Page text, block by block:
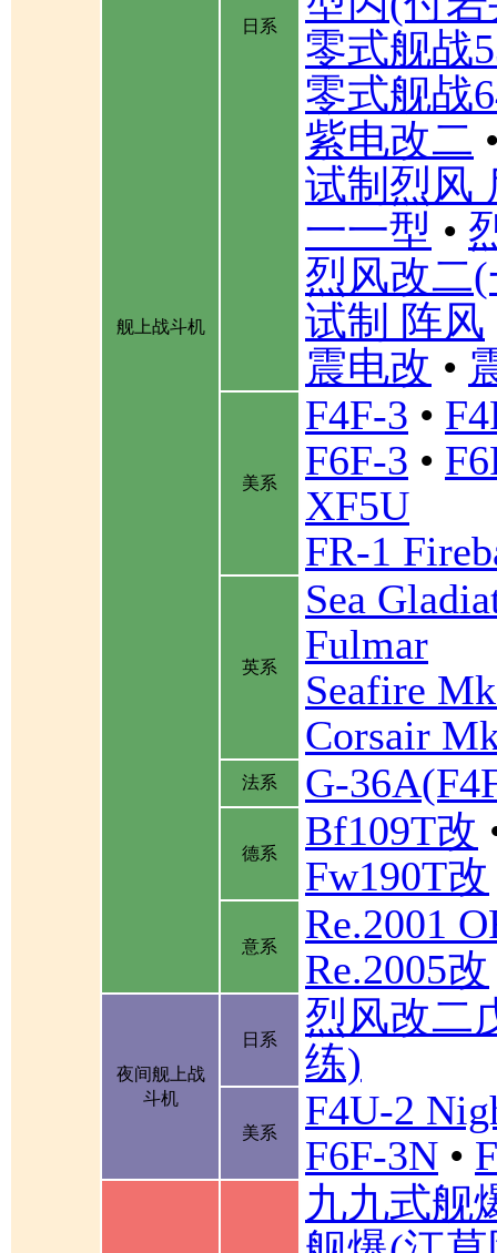
舰上战斗机
日系
零式舰战
零式舰战
紫电改二
试制烈风
一一型 •
烈风改二
试制 阵风
震电改 •
美系
F4F-3 •
F6F-3 •
XF5U
FR-1
英系
Sea
Fulmar
Seafire
Corsair
法系 G-
德系 Bf109T改
Fw190T改
意系
Re.2001
Re.2005改
夜间舰上战
斗机
日系
烈风改二
练)
美系
F4U-2
F6F-3N •
九九式舰